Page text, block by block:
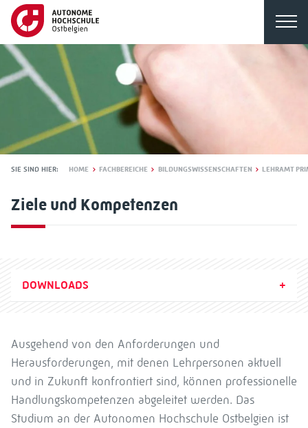
SIE SIND HIER: HOME FACHBEREICHE BILDUNGSWISSENSCHAFTEN LEHRAMT
Ziele und Kompetenzen
DOWNLOADS
Ausgehend von den Anforderungen und
Herausforderungen, mit denen Lehrpersonen aktuell
und in Zukunft konfrontiert sind, können professionelle
Handlungskompetenzen abgeleitet werden. Das
Studium an der Autonomen Hochschule Ostbelgien ist